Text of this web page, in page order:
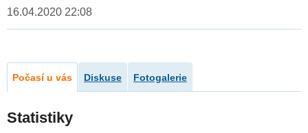
16.04.2020 22:08
Počasí u vás Diskuse Fotogalerie
Statistiky